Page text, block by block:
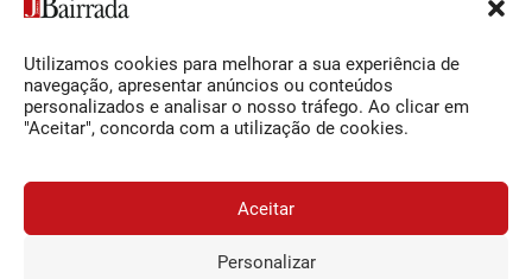
Utilizamos cookies para melhorar a sua experiência de
navegação, apresentar anúncios ou conteúdos
personalizados e analisar o nosso tráfego. Ao clicar em
"Aceitar", concorda com a utilização de cookies.
Aceitar
Personalizar
Siga-nos
Facebook
O Jornal da Bairrada
Contactos
Termos e Condições